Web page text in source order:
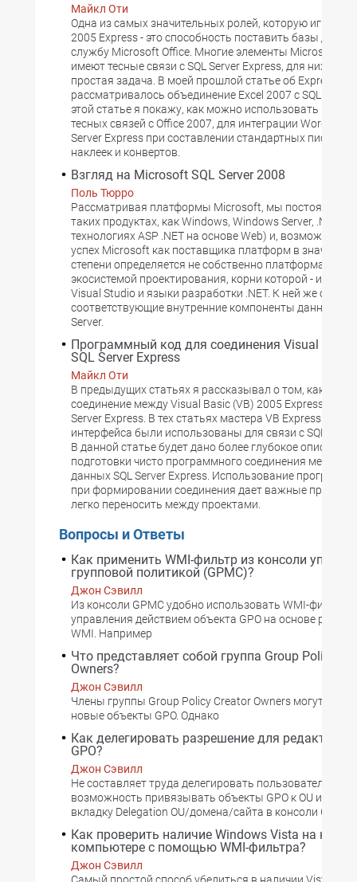
Майкл Оти
Одна из самых значительных ролей, которую играет
2005 Express - это способность поставить базы
службу Microsoft Office. Многие элементы Microsoft
имеют тесные связи с SQL Server Express, для них
простая задача. В моей прошлой статье об Express
рассматривалось объединение Excel 2007 с SQL
этой статье я покажу, как можно использовать
тесных связей с Office 2007, для интеграции Word 2007
Server Express при составлении стандартных писем,
наклеек и конвертов.
Взгляд на Microsoft SQL Server 2008
Поль Тюрро
Рассматривая платформы Microsoft, мы постоянно
таких продуктах, как Windows, Windows Server, .NET (в
технологиях ASP .NET на основе Web) и, возможно,
успех Microsoft как поставщика платформ в
степени определяется не собственно платформами, а
экосистемой проектирования, корни которой -
Visual Studio и языки разработки .NET. К ней же
соответствующие внутренние компоненты данных с
Server.
Программный код для соединения Visual
SQL Server Express
Майкл Оти
В предыдущих статьях я рассказывал о том, как
соединение между Visual Basic (VB) 2005 Express
Server Express. В тех статьях мастера VB Express и
интерфейса были использованы для связи с SQL
В данной статье будет дано более глубокое описание
подготовки чисто программного соединения между
данных SQL Server Express. Использование
при формировании соединения дает важные
легко переносить между проектами.
Вопросы и Ответы
Как применить WMI-фильтр из консоли
групповой политикой (GPMC)?
Джон Сэвилл
Из консоли GPMC удобно использовать WMI-фильтр
управления действием объекта GPO на основе
WMI. Например
Что представляет собой группа Group Policy
Owners?
Джон Сэвилл
Члены группы Group Policy Creator Owners могут
новые объекты GPO. Однако
Как делегировать разрешение для
GPO?
Джон Сэвилл
Не составляет труда делегировать пользователям
возможность привязывать объекты GPO к OU или
вкладку Delegation OU/домена/сайта в консоли
Как проверить наличие Windows Vista на
компьютере с помощью WMI-фильтра?
Джон Сэвилл